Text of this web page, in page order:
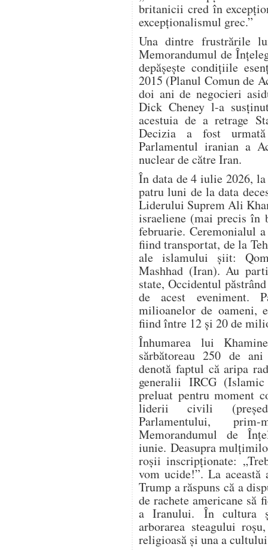
britanicii cred în
excepționalismul grec.”
Una dintre frustrările
Memorandumul de
depășește condițiile
2015 (Planul Comun de
doi ani de negocieri
Dick Cheney l-a
acestuia de a retrage
Decizia a fost
Parlamentul iranian a
nuclear de către Iran.
În data de 4 iulie 2026,
patru luni de la data
Liderului Suprem Ali
israeliene (mai precis în
februarie. Ceremonialul
fiind transportat, de la
ale islamului șiit:
Mashhad (Iran). Au
state, Occidentul
de acest eveniment.
milioanelor de oameni,
fiind între 12 și 20 de
Înhumarea lui
sărbătoreau 250 de
denotă faptul că aripa
generalii IRCG
preluat pentru moment
liderii civili
Parlamentului,
Memorandumul de
iunie. Deasupra
roșii inscripționate:
vom ucide!”. La această
Trump a răspuns că a
de rachete americane să
a Iranului. În cultura
arborarea steagului
religioasă și una a